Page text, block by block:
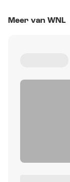
Meer van WNL